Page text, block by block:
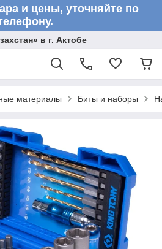
и цены, уточняйте по
в г. Актобе
материалы Биты и наборы